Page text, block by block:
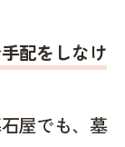
配をしなけ
屋でも、墓